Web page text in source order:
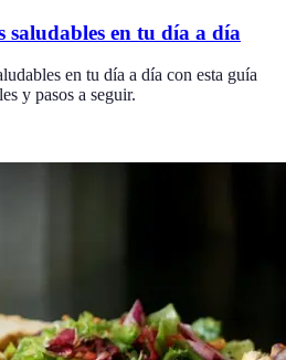
en tu día a día
en tu día a día con esta guía
y pasos a seguir.